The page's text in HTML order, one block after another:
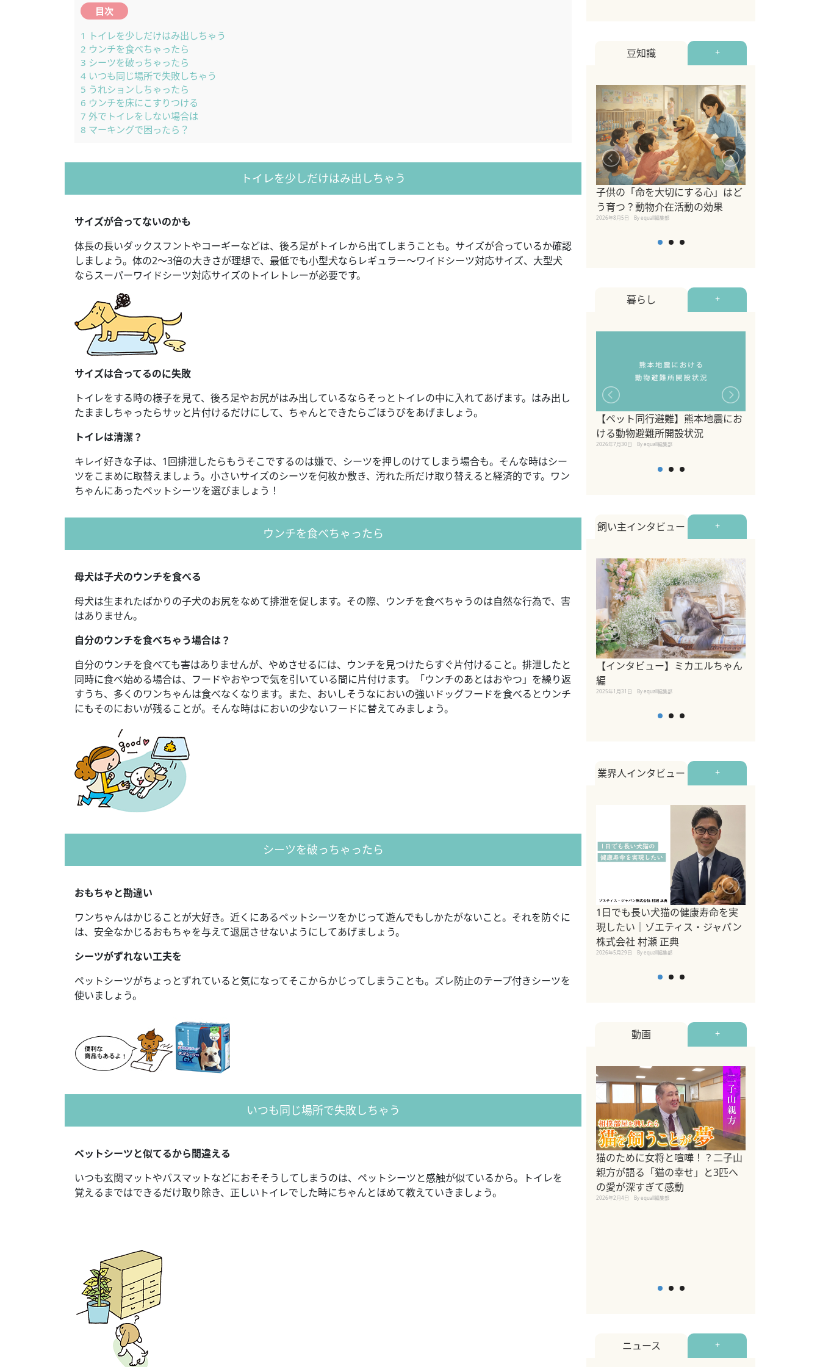
目次
1 トイレを少しだけはみ出しちゃう
2 ウンチを食べちゃったら
3 シーツを破っちゃったら
4 いつも同じ場所で失敗しちゃう
5 うれションしちゃったら
6 ウンチを床にこすりつける
7 外でトイレをしない場合は
8 マーキングで困ったら？
トイレを少しだけはみ出しちゃう
サイズが合ってないのかも
体長の長いダックスフントやコーギーなどは、後ろ足がトイレから出てしまうことも。サイズが合っているか確認
しましょう。体の2〜3倍の大きさが理想で、最低でも小型犬ならレギュラー～ワイドシーツ対応サイズ、大型犬
ならスーパーワイドシーツ対応サイズのトイレトレーが必要です。
サイズは合ってるのに失敗
トイレをする時の様子を見て、後ろ足やお尻がはみ出しているならそっとトイレの中に入れてあげます。はみ出し
たまましちゃったらサッと片付けるだけにして、ちゃんとできたらごほうびをあげましょう。
トイレは清潔？
キレイ好きな子は、1回排泄したらもうそこでするのは嫌で、シーツを押しのけてしまう場合も。そんな時はシー
ツをこまめに取替えましょう。小さいサイズのシーツを何枚か敷き、汚れた所だけ取り替えると経済的です。ワン
ちゃんにあったペットシーツを選びましょう！
ウンチを食べちゃったら
母犬は子犬のウンチを食べる
母犬は生まれたばかりの子犬のお尻をなめて排泄を促します。その際、ウンチを食べちゃうのは自然な行為で、害
はありません。
自分のウンチを食べちゃう場合は？
自分のウンチを食べても害はありませんが、やめさせるには、ウンチを見つけたらすぐ片付けること。排泄したと
同時に食べ始める場合は、フードやおやつで気を引いている間に片付けます。「ウンチのあとはおやつ」を繰り返
すうち、多くのワンちゃんは食べなくなります。また、おいしそうなにおいの強いドッグフードを食べるとウンチ
にもそのにおいが残ることが。そんな時はにおいの少ないフードに替えてみましょう。
シーツを破っちゃったら
おもちゃと勘違い
ワンちゃんはかじることが大好き。近くにあるペットシーツをかじって遊んでもしかたがないこと。それを防ぐに
は、安全なかじるおもちゃを与えて退屈させないようにしてあげましょう。
シーツがずれない工夫を
ペットシーツがちょっとずれていると気になってそこからかじってしまうことも。ズレ防止のテープ付きシーツを
使いましょう。
いつも同じ場所で失敗しちゃう
ペットシーツと似てるから間違える
いつも玄関マットやバスマットなどにおそそうしてしまうのは、ペットシーツと感触が似ているから。トイレを
覚えるまではできるだけ取り除き、正しいトイレでした時にちゃんとほめて教えていきましょう。
豆知識 +
子供の「命を大切にする心」はど
う育つ？動物介在活動の効果
2026年8月5日 By equall編集部
暮らし +
【ペット同行避難】熊本地震にお
ける動物避難所開設状況
2026年7月30日 By equall編集部
飼い主インタビュー +
【インタビュー】ミカエルちゃん
編
2025年1月31日 By equall編集部
業界人インタビュー +
1日でも長い犬猫の健康寿命を実
現したい｜ゾエティス・ジャパン
株式会社 村瀬 正典
2026年5月29日 By equall編集部
動画 +
猫のために女将と喧嘩！？二子山
親方が語る「猫の幸せ」と3匹へ
の愛が深すぎて感動
2026年2月4日 By equall編集部
ニュース +